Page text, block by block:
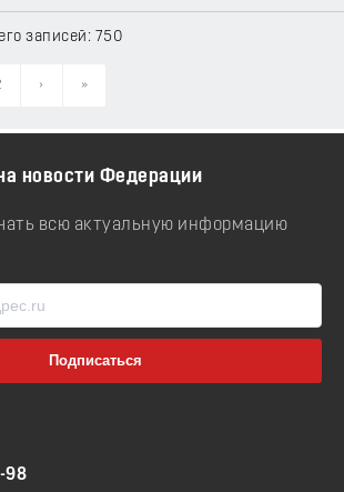
записей: 750
› »
новости Федерации
всю актуальную информацию
98